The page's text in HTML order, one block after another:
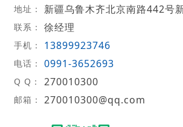
地址： 新疆乌鲁木齐北京南路442号
联系： 徐经理
手机： 13899923746
电话： 0991-3652693
Q Q： 270010300
邮箱： 270010300@qq.com